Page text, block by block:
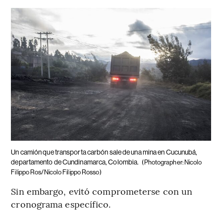
Un camión que transporta carbón sale de una mina en Cucunubá,
departamento de Cundinamarca, Colombia. (Photographer: Nicolo
Filippo Ros/Nicolo Filippo Rosso)
Sin embargo, evitó comprometerse con un
cronograma específico.